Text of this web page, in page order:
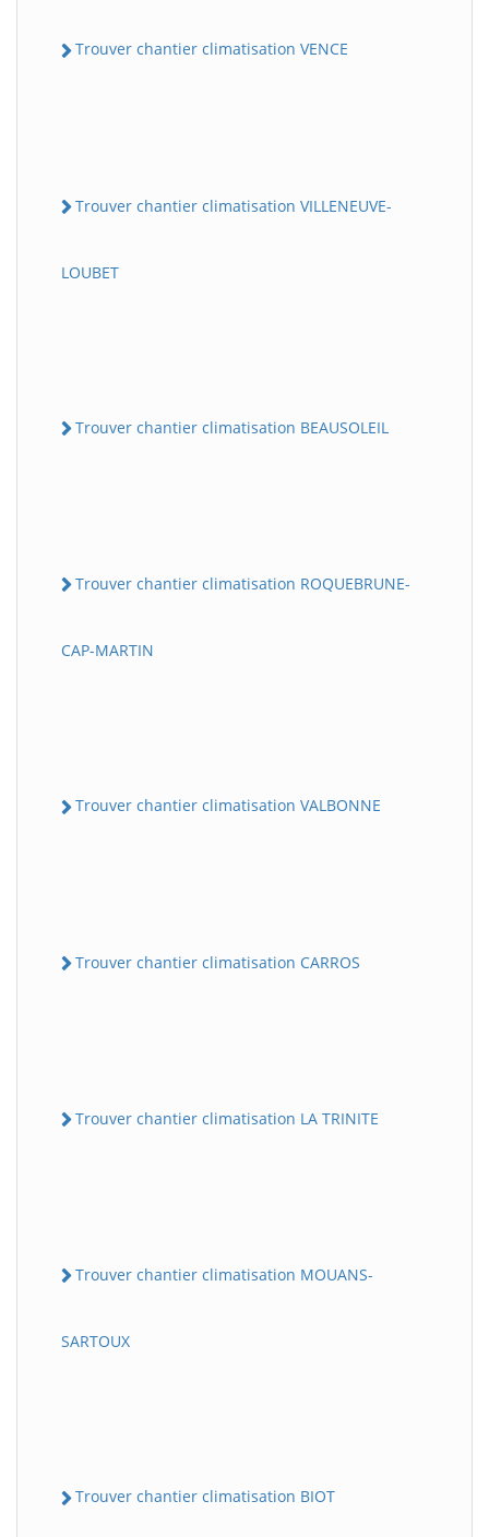
Trouver chantier climatisation VENCE
Trouver chantier climatisation VILLENEUVE-
LOUBET
Trouver chantier climatisation BEAUSOLEIL
Trouver chantier climatisation ROQUEBRUNE-
CAP-MARTIN
Trouver chantier climatisation VALBONNE
Trouver chantier climatisation CARROS
Trouver chantier climatisation LA TRINITE
Trouver chantier climatisation MOUANS-
SARTOUX
Trouver chantier climatisation BIOT